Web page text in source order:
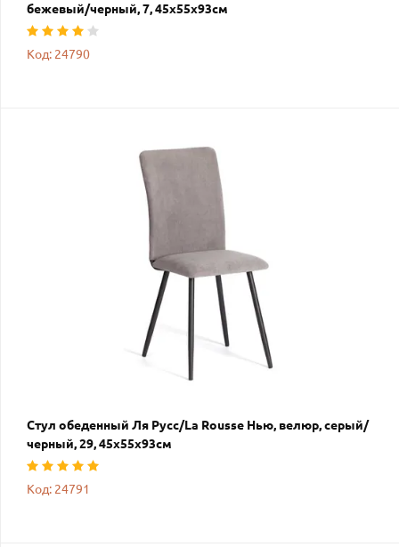
бежевый/черный, 7, 45х55х93см
Код: 24790
Стул обеденный Ля Русс/La Rousse Нью, велюр, серый/
черный, 29, 45х55х93см
Код: 24791